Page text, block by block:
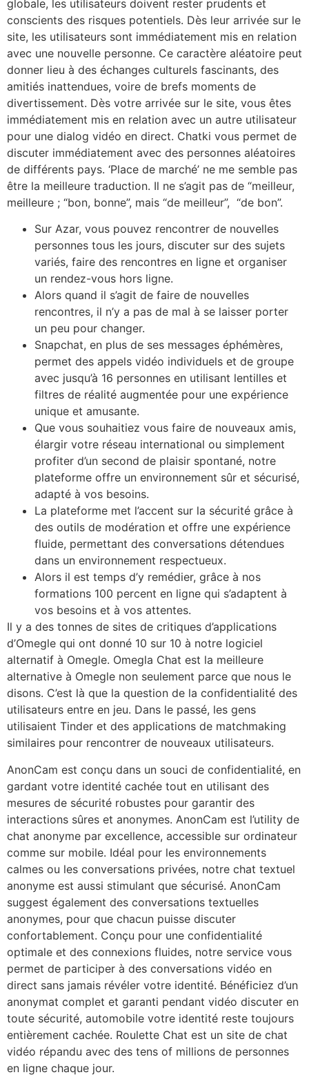
globale, les utilisateurs doivent rester prudents et
conscients des risques potentiels. Dès leur arrivée sur le
site, les utilisateurs sont immédiatement mis en relation
avec une nouvelle personne. Ce caractère aléatoire peut
donner lieu à des échanges culturels fascinants, des
amitiés inattendues, voire de brefs moments de
divertissement. Dès votre arrivée sur le site, vous êtes
immédiatement mis en relation avec un autre utilisateur
pour une dialog vidéo en direct. Chatki vous permet de
discuter immédiatement avec des personnes aléatoires
de différents pays. ‘Place de marché’ ne me semble pas
être la meilleure traduction. Il ne s’agit pas de “meilleur,
meilleure ; “bon, bonne”, mais “de meilleur”, “de bon”.
Sur Azar, vous pouvez rencontrer de nouvelles
personnes tous les jours, discuter sur des sujets
variés, faire des rencontres en ligne et organiser
un rendez-vous hors ligne.
Alors quand il s’agit de faire de nouvelles
rencontres, il n’y a pas de mal à se laisser porter
un peu pour changer.
Snapchat, en plus de ses messages éphémères,
permet des appels vidéo individuels et de groupe
avec jusqu’à 16 personnes en utilisant lentilles et
filtres de réalité augmentée pour une expérience
unique et amusante.
Que vous souhaitiez vous faire de nouveaux amis,
élargir votre réseau international ou simplement
profiter d’un second de plaisir spontané, notre
plateforme offre un environnement sûr et sécurisé,
adapté à vos besoins.
La plateforme met l’accent sur la sécurité grâce à
des outils de modération et offre une expérience
fluide, permettant des conversations détendues
dans un environnement respectueux.
Alors il est temps d’y remédier, grâce à nos
formations 100 percent en ligne qui s’adaptent à
vos besoins et à vos attentes.
Il y a des tonnes de sites de critiques d’applications
d’Omegle qui ont donné 10 sur 10 à notre logiciel
alternatif à Omegle. Omegla Chat est la meilleure
alternative à Omegle non seulement parce que nous le
disons. C’est là que la question de la confidentialité des
utilisateurs entre en jeu. Dans le passé, les gens
utilisaient Tinder et des applications de matchmaking
similaires pour rencontrer de nouveaux utilisateurs.
AnonCam est conçu dans un souci de confidentialité, en
gardant votre identité cachée tout en utilisant des
mesures de sécurité robustes pour garantir des
interactions sûres et anonymes. AnonCam est l’utility de
chat anonyme par excellence, accessible sur ordinateur
comme sur mobile. Idéal pour les environnements
calmes ou les conversations privées, notre chat textuel
anonyme est aussi stimulant que sécurisé. AnonCam
suggest également des conversations textuelles
anonymes, pour que chacun puisse discuter
confortablement. Conçu pour une confidentialité
optimale et des connexions fluides, notre service vous
permet de participer à des conversations vidéo en
direct sans jamais révéler votre identité. Bénéficiez d’un
anonymat complet et garanti pendant vidéo discuter en
toute sécurité, automobile votre identité reste toujours
entièrement cachée. Roulette Chat est un site de chat
vidéo répandu avec des tens of millions de personnes
en ligne chaque jour.